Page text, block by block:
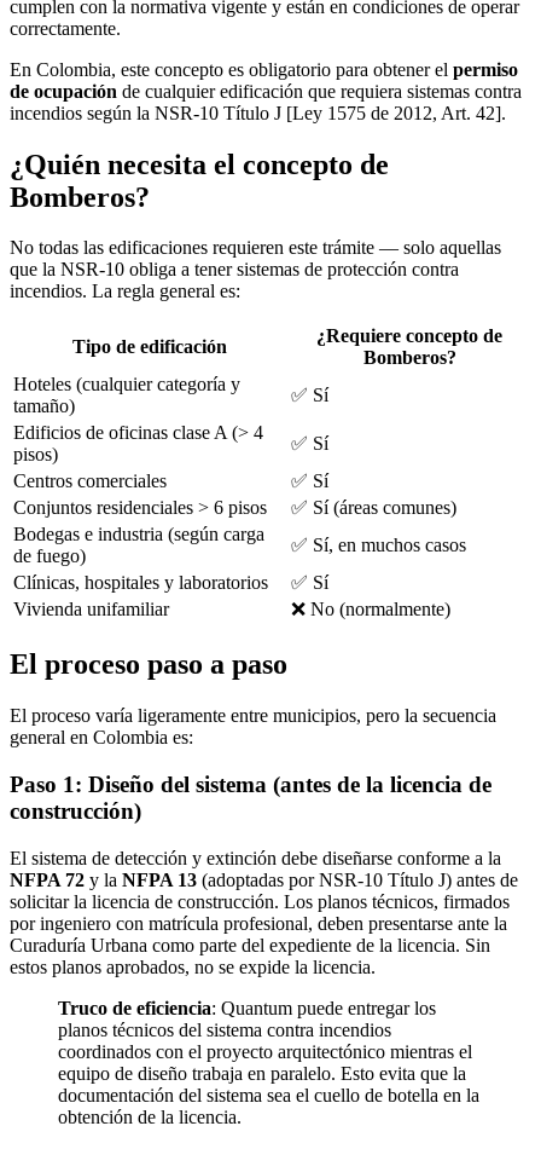
cumplen con la normativa vigente y están en condiciones de operar
correctamente.
En Colombia, este concepto es obligatorio para obtener el permiso
de ocupación de cualquier edificación que requiera sistemas contra
incendios según la NSR-10 Título J [Ley 1575 de 2012, Art. 42].
¿Quién necesita el concepto de
Bomberos?
No todas las edificaciones requieren este trámite — solo aquellas
que la NSR-10 obliga a tener sistemas de protección contra
incendios. La regla general es:
Tipo de edificación
¿Requiere concepto de
Bomberos?
Hoteles (cualquier categoría y
tamaño)
✅ Sí
Edificios de oficinas clase A (> 4
pisos)
✅ Sí
Centros comerciales
✅ Sí
Conjuntos residenciales > 6 pisos
✅ Sí (áreas comunes)
Bodegas e industria (según carga
de fuego)
✅ Sí, en muchos casos
Clínicas, hospitales y laboratorios
✅ Sí
Vivienda unifamiliar
❌ No (normalmente)
El proceso paso a paso
El proceso varía ligeramente entre municipios, pero la secuencia
general en Colombia es:
Paso 1: Diseño del sistema (antes de la licencia de
construcción)
El sistema de detección y extinción debe diseñarse conforme a la
NFPA 72 y la NFPA 13 (adoptadas por NSR-10 Título J) antes de
solicitar la licencia de construcción. Los planos técnicos, firmados
por ingeniero con matrícula profesional, deben presentarse ante la
Curaduría Urbana como parte del expediente de la licencia. Sin
estos planos aprobados, no se expide la licencia.
Truco de eficiencia: Quantum puede entregar los
planos técnicos del sistema contra incendios
coordinados con el proyecto arquitectónico mientras el
equipo de diseño trabaja en paralelo. Esto evita que la
documentación del sistema sea el cuello de botella en la
obtención de la licencia.